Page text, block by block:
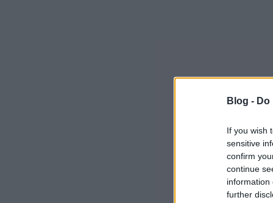
Blog -
If you wish
sensitive
confirm
continue
information
further